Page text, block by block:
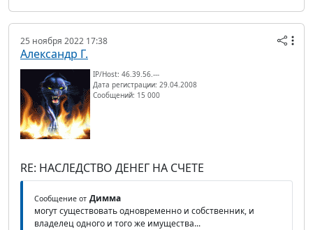
25 ноября 2022 17:38
Александр Г.
IP/Host: 46.39.56.---
Дата регистрации: 29.04.2008
Сообщений: 15 000
RE: НАСЛЕДСТВО ДЕНЕГ НА СЧЕТЕ
Сообщение от Димма
могут существовать одновременно и собственник, и
владелец одного и того же имущества...